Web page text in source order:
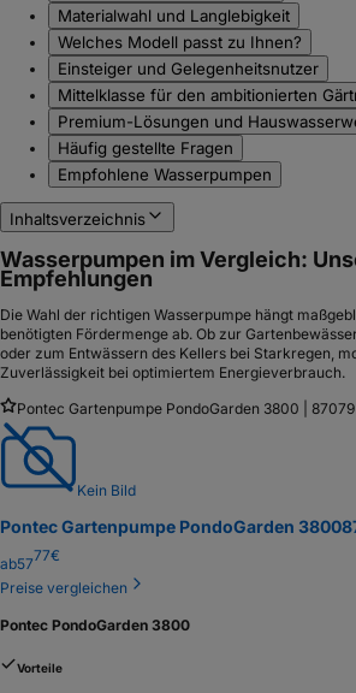
Materialwahl und Langlebigkeit
Welches Modell passt zu Ihnen?
Einsteiger und Gelegenheitsnutzer
Mittelklasse für den ambitionierten
Premium-Lösungen und
Häufig gestellte Fragen
Empfohlene Wasserpumpen
Inhaltsverzeichnis
Wasserpumpen im Vergleich:
Empfehlungen
Die Wahl der richtigen Wasserpumpe hängt
benötigten Fördermenge ab. Ob zur
oder zum Entwässern des Kellers bei Starkregen,
Zuverlässigkeit bei optimiertem Energieverbrauch.
Pontec Gartenpumpe PondoGarden 3800 | 87079
Kein Bild
Pontec Gartenpumpe PondoGarden 3800
ab5777€
Preise vergleichen
Pontec PondoGarden 3800
Vorteile